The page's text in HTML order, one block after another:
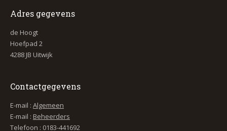
Adres gegevens
de Hoogt
Hoefpad 2
4288 JB Uitwijk
Contactgegevens
E-mail : Algemeen
E-mail : Beheerders
Telefoon : 0183-441692